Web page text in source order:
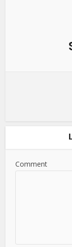
Comment